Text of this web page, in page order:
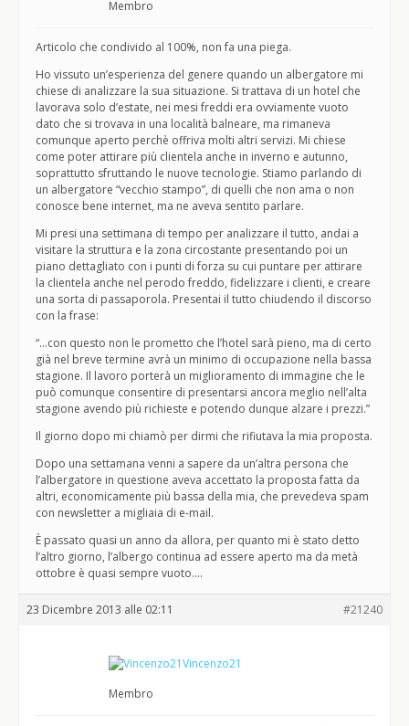
Membro
Articolo che condivido al 100%, non fa una piega.
Ho vissuto un’esperienza del genere quando un albergatore mi
chiese di analizzare la sua situazione. Si trattava di un hotel che
lavorava solo d’estate, nei mesi freddi era ovviamente vuoto
dato che si trovava in una località balneare, ma rimaneva
comunque aperto perchè offriva molti altri servizi. Mi chiese
come poter attirare più clientela anche in inverno e autunno,
soprattutto sfruttando le nuove tecnologie. Stiamo parlando di
un albergatore “vecchio stampo”, di quelli che non ama o non
conosce bene internet, ma ne aveva sentito parlare.
Mi presi una settimana di tempo per analizzare il tutto, andai a
visitare la struttura e la zona circostante presentando poi un
piano dettagliato con i punti di forza su cui puntare per attirare
la clientela anche nel perodo freddo, fidelizzare i clienti, e creare
una sorta di passaporola. Presentai il tutto chiudendo il discorso
con la frase:
“…con questo non le prometto che l’hotel sarà pieno, ma di certo
già nel breve termine avrà un minimo di occupazione nella bassa
stagione. Il lavoro porterà un miglioramento di immagine che le
può comunque consentire di presentarsi ancora meglio nell’alta
stagione avendo più richieste e potendo dunque alzare i prezzi.”
Il giorno dopo mi chiamò per dirmi che rifiutava la mia proposta.
Dopo una settamana venni a sapere da un’altra persona che
l’albergatore in questione aveva accettato la proposta fatta da
altri, economicamente più bassa della mia, che prevedeva spam
con newsletter a migliaia di e-mail.
È passato quasi un anno da allora, per quanto mi è stato detto
l’altro giorno, l’albergo continua ad essere aperto ma da metà
ottobre è quasi sempre vuoto….
23 Dicembre 2013 alle 02:11 #21240
Vincenzo21
Membro